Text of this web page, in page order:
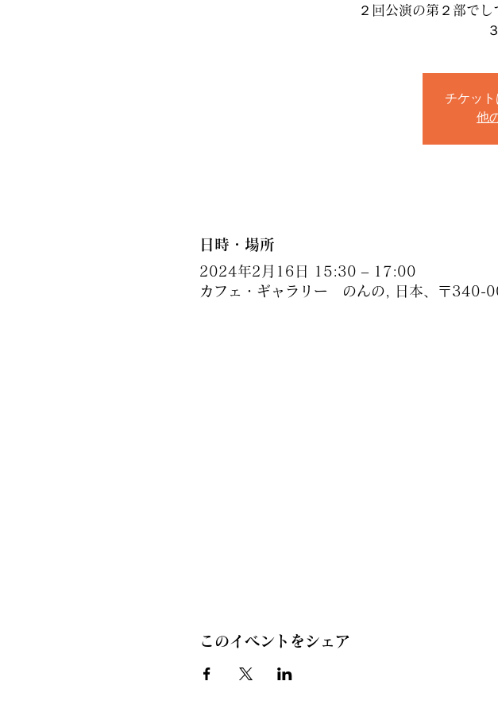
２回公演の第２部でし
チケッ
他
日時・場所
2024年2月16日 15:30 – 17:00
カフェ・ギャラリー のんの, 日本、〒340-
このイベントをシェア